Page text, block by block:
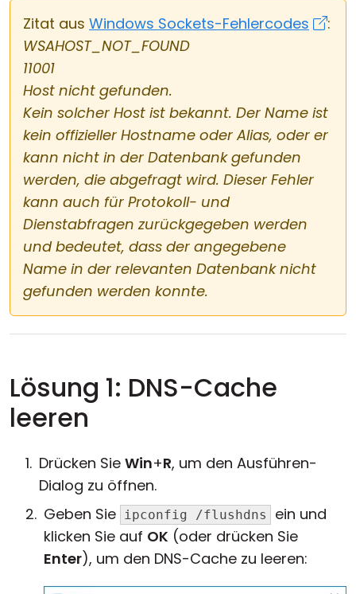
Zitat aus Windows Sockets-Fehlercodes
:
WSAHOST_NOT_FOUND
11001
Host nicht gefunden.
Kein solcher Host ist bekannt. Der Name ist
kein offizieller Hostname oder Alias, oder er
kann nicht in der Datenbank gefunden
werden, die abgefragt wird. Dieser Fehler
kann auch für Protokoll- und
Dienstabfragen zurückgegeben werden
und bedeutet, dass der angegebene
Name in der relevanten Datenbank nicht
gefunden werden konnte.
Lösung 1: DNS-Cache
leeren
Drücken Sie Win+R, um den Ausführen-
Dialog zu öffnen.
Geben Sie ipconfig /flushdns
ein und
klicken Sie auf OK (oder drücken Sie
Enter), um den DNS-Cache zu leeren: